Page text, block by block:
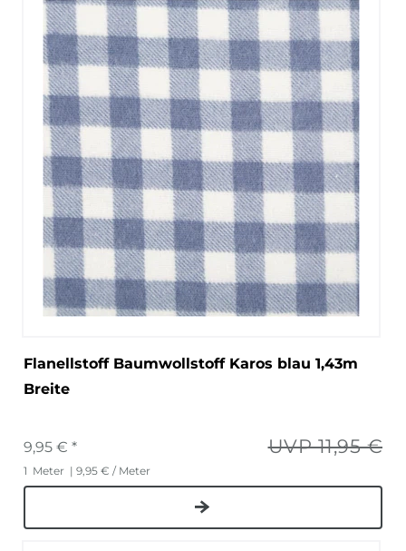
Flanellstoff Baumwollstoff Karos blau 1,43m
Breite
UVP 11,95 €
9,95 € *
1 Meter | 9,95 € / Meter